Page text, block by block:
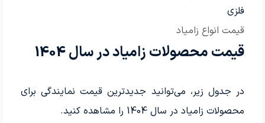
قیمت انواع زامیاد
فلزی
قیمت محصولات زامیاد در سال 1404
در جدول زیر، می‌توانید جدیدترین قیمت نمایندگی برای
محصولات زامیاد در سال 1404 را مشاهده کنید.